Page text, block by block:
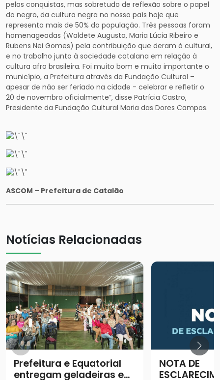
pelas conquistas, mas sobretudo de reflexão sobre o papel
do negro, da cultura negra no nosso país hoje que
representa mais de 50% da população. Três pessoas foram
homenageadas (Waldete Augusta, Maria Lúcia Ribeiro e
Rubens Nei Gomes) pela contribuição que deram à cultural,
e no trabalho junto à sociedade catalana em relação à
cultura afro brasileira. Foi muito bom e muito importante o
município, a Prefeitura através da Fundação Cultural –
apesar de não ser feriado na cidade - celebrar e refletir o
20 de novembro oficialmente”, disse Patrícia Castro,
Presidente da Fundação Cultural Maria das Dores Campos.
ASCOM – Prefeitura de Catalão
Notícias Relacionadas
Prefeitura e Equatorial
entregam geladeiras e
NOTA DE